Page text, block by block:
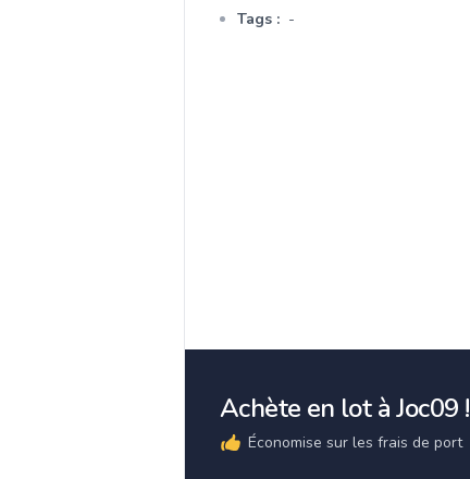
Tags : -
Achète en lot à Joc09 !
Économise sur les frais de port